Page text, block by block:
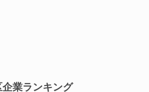
業ランキング